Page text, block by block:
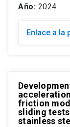
Año: 2024
Enlace a la
friction
sliding tests
stainless